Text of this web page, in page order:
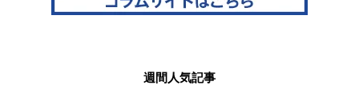
週間人気記事